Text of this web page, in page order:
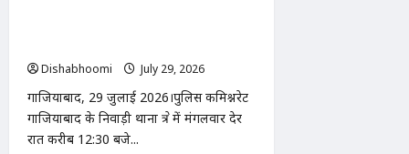
पहचान
जुटी
पुलिस
Dishabhoomi
July 29, 2026
गाजियाबाद, 29 जुलाई 2026।पुलिस कमिश्नरेट
गाजियाबाद के निवाड़ी थाना क्षेत्र में मंगलवार देर
रात करीब 12:30 बजे...